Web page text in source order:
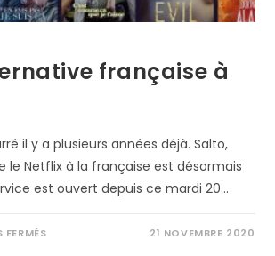
française à
il y a plusieurs années déjà. Salto,
le Netflix à la française est désormais
est ouvert depuis ce mardi 20…
FERMÉSSUR 21 NOVEMBRE 2020